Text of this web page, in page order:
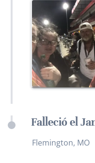
Falleció el
Flemington, MO